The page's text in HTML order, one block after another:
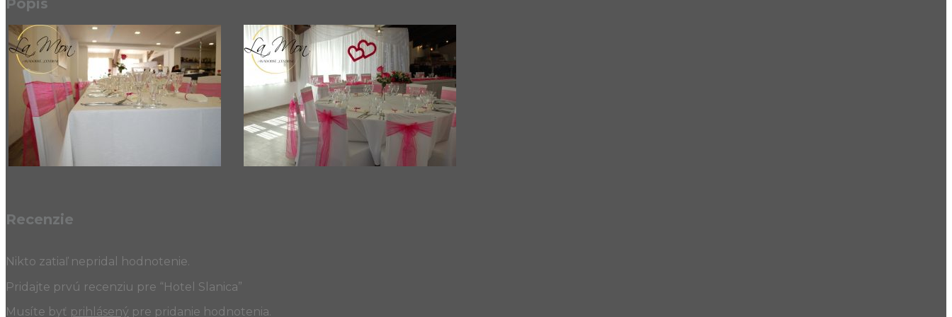
Popis
Recenzie
Nikto zatiaľ nepridal hodnotenie.
Pridajte prvú recenziu pre “Hotel Slanica”
Musíte byť prihlásený pre pridanie hodnotenia.